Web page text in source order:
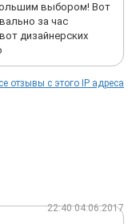
выбором! Вот
за час
дизайнерских
отзывы с этого IP адреса
22:40 04.06.2017